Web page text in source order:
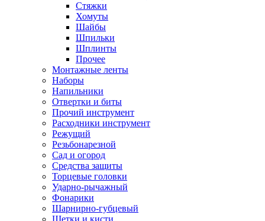
Стяжки
Хомуты
Шайбы
Шпильки
Шплинты
Прочее
Монтажные ленты
Наборы
Напильники
Отвертки и биты
Прочий инструмент
Расходники инструмент
Режущий
Резьбонарезной
Сад и огород
Средства защиты
Торцевые головки
Ударно-рычажный
Фонарики
Шарнирно-губцевый
Щетки и кисти